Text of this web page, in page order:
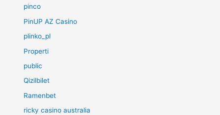
pinco
PinUP AZ Casino
plinko_pl
Properti
public
Qizilbilet
Ramenbet
ricky casino australia